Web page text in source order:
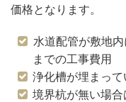
価格となります。
水道配管が敷地
までの工事費用
浄化槽が埋まっ
境界杭が無い場